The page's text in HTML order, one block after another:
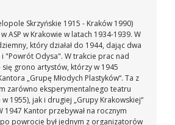
Skrzyńskie 1915 - Kraków 1990)
ASP w Krakowie w latach 1934-1939. W
który działał do 1944, dając dwa
"Powrót Odysa". W trakcie prac nad
się grono artystów, którzy w 1945
„Grupę Młodych Plastyków“. Ta z
zarówno eksperymentalnego teatru
1955), jak i drugiej „Grupy Krakowskiej“
1947 Kantor przebywał na rocznym
powrocie był jednym z organizatorów